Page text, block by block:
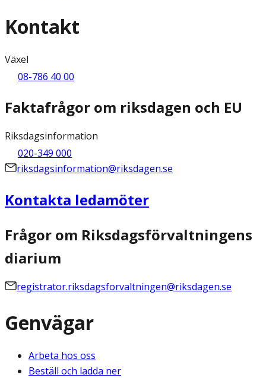
Kontakt
Växel
08-786 40 00
Faktafrågor om riksdagen och EU
Riksdagsinformation
020-349 000
riksdagsinformation@riksdagen.se
Kontakta ledamöter
Frågor om Riksdagsförvaltningens
diarium
registrator.riksdagsforvaltningen@riksdagen.se
Genvägar
Arbeta hos oss
Beställ och ladda ner